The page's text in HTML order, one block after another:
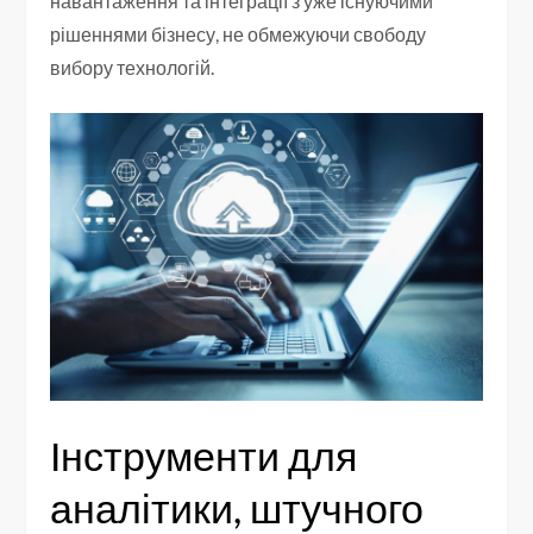
рішеннями бізнесу, не обмежуючи свободу
вибору технологій.
Інструменти для
аналітики, штучного